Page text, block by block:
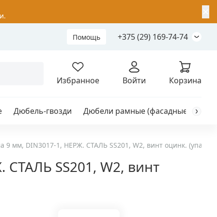
Помощь +375 (29) 169-74-74
Избранное Войти Корзина
Дюбель-гвозди Дюбели рамные (фасадные)
мм, DIN3017-1, НЕРЖ. СТАЛЬ SS201, W2, винт оцинк. (упак/
SS201, W2, винт